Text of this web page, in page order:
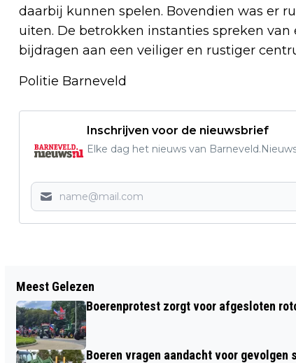
daarbij kunnen spelen. Bovendien was er
uiten. De betrokken instanties spreken
bijdragen aan een veiliger en rustiger
Politie Barneveld
Inschrijven voor de nieuwsbrief
Elke dag het nieuws van
VANAF 30 JANUARI ONDERHOUD AAN
A30
Meest Gelezen
Boerenprotest zorgt voor afgesloten
Boeren vragen aandacht voor